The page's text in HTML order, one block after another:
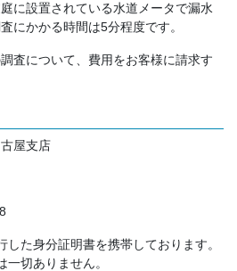
に設置されている水道メータで漏水
にかかる時間は5分程度です。
査について、費用をお客様に請求す
屋支店
た身分証明書を携帯しております。
切ありません。